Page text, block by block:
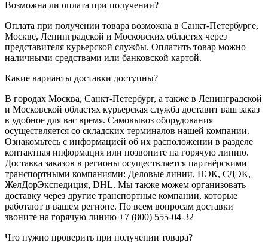
Возможна ли оплата при получении?
Оплата при получении товара возможна в Санкт-Петербурге,
Москве, Ленинградской и Московских областях через
представителя курьерской службы. Оплатить товар можно
наличными средствами или банковской картой.
Какие варианты доставки доступны?
В городах Москва, Санкт-Петербург, а также в Ленинградской
и Московской областях курьерская служба доставит ваш заказ
в удобное для вас время. Самовывоз оборудования
осуществляется со складских терминалов нашей компании.
Ознакомьтесь с информацией об их расположении в разделе
контактная информация или позвоните на горячую линию.
Доставка заказов в регионы осуществляется партнёрскими
транспортными компаниями: Деловые линии, ПЭК, СДЭК,
ЖелДорЭкспедиция, DHL. Мы также можем организовать
доставку через другие транспортные компании, которые
работают в вашем регионе. По всем вопросам доставки
звоните на горячую линию +7 (800) 555-04-32
Что нужно проверить при получении товара?